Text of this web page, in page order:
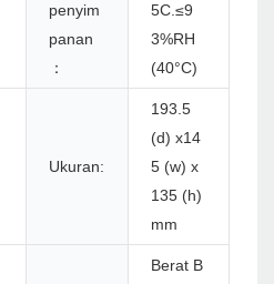
penyim
panan
：
5C.≤9
3%RH
(40°C)
Ukuran:
193.5
(d) x14
5 (w) x
135 (h)
mm
Berat B